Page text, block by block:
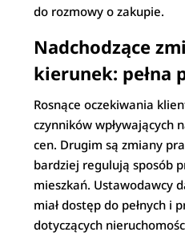
do rozmowy o zakupie.
Nadchodzące
kierunek: pełna
Rosnące oczekiwania
czynników wpływających
cen. Drugim są zmiany
bardziej regulują sposób
mieszkań. Ustawodawcy
miał dostęp do pełnych i
dotyczących